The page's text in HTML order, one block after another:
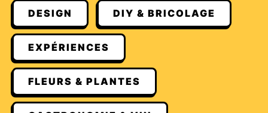
DESIGN DIY & BRICOLAGE
EXPÉRIENCES
FLEURS & PLANTES